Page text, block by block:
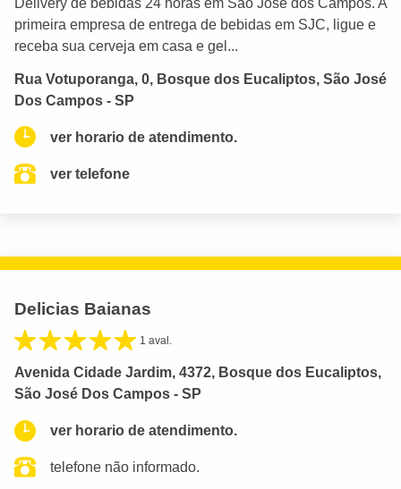
Delivery de bebidas 24 horas em São José dos Campos. A
primeira empresa de entrega de bebidas em SJC, ligue e
receba sua cerveja em casa e gel...
Rua Votuporanga, 0, Bosque dos Eucaliptos, São José
Dos Campos - SP
ver horario de atendimento.
ver telefone
Delicias Baianas
1 aval.
Avenida Cidade Jardim, 4372, Bosque dos Eucaliptos,
São José Dos Campos - SP
ver horario de atendimento.
telefone não informado.